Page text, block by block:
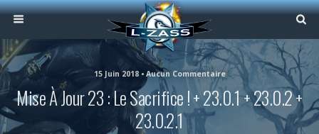
15 Juin 2018 • Aucun Commentaire
Mise À Jour 23 : Le Sacrifice ! + 23.0.1 + 23.0.2 +
23.0.2.1